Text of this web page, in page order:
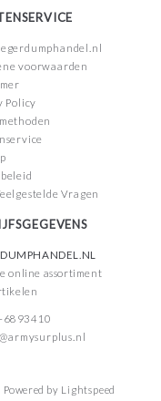
voorwaarden
Policy
Vragen
online assortiment
6893410
by Lightspeed